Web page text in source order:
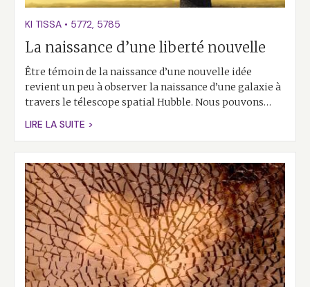
KI TISSA • 5772, 5785
La naissance d’une liberté nouvelle
Être témoin de la naissance d’une nouvelle idée
revient un peu à observer la naissance d’une galaxie à
travers le télescope spatial Hubble. Nous pouvons…
LIRE LA SUITE >